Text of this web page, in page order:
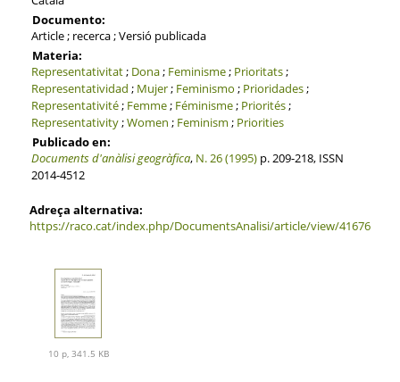
Documento:
Article ; recerca ; Versió publicada
Materia:
Representativitat; Dona; Feminisme; Prioritats;
Representatividad ; Mujer; Feminismo ; Prioridades;
Representativité; Femme; Féminisme; Priorités;
Representativity;Women ; Feminism ; Priorities
Publicado en:
Documents d'anàlisi geogràfica, N. 26 (1995) p. 209-218, ISSN
2014-4512
Adreça alternativa:
https://raco.cat/index.php/DocumentsAnalisi/article/view/41676
10 p, 341.5 KB